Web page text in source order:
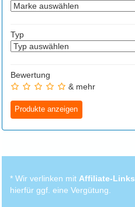
Typ
Bewertung
& mehr
* Wir verlinken mit Affiliate-Links
hierfür ggf. eine Vergütung.